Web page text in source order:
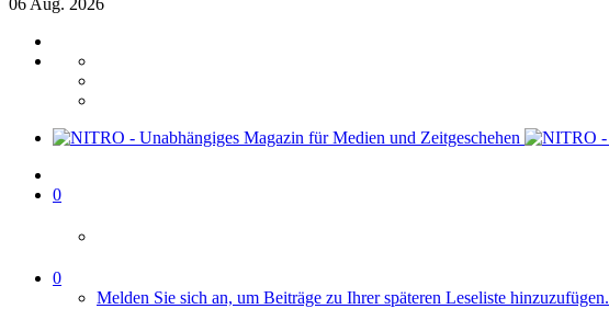
06 Aug. 2026
0
0
Melden Sie sich an, um Beiträge zu Ihrer späteren Leseliste hinzuzufügen.